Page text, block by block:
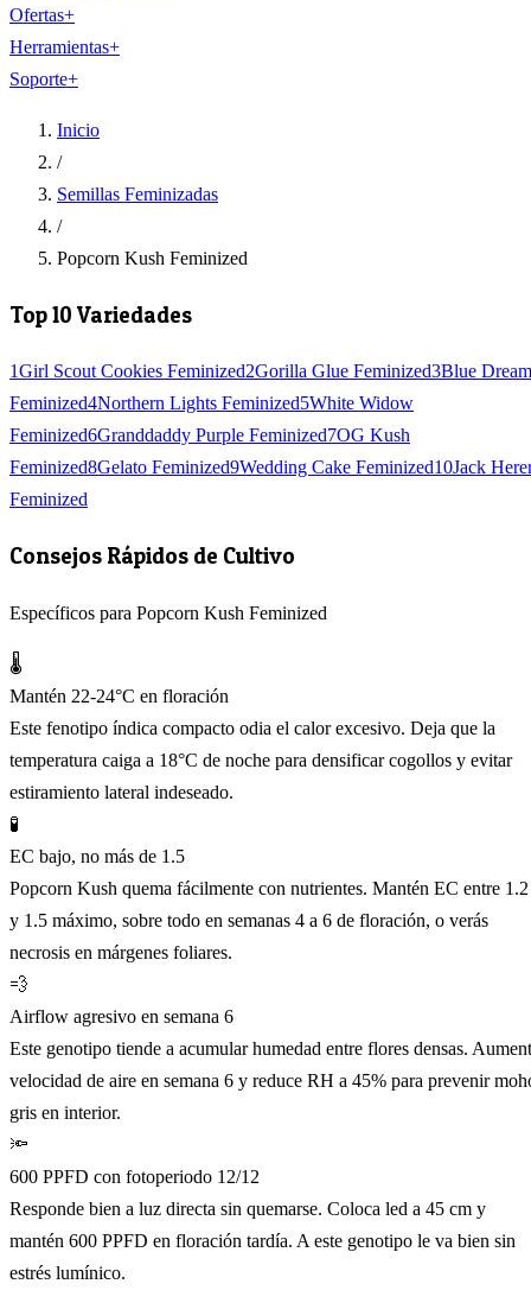
Ofertas+
Herramientas+
Soporte+
Inicio
/
Semillas Feminizadas
/
Popcorn Kush Feminized
Top 10 Variedades
1Girl Scout Cookies Feminized2Gorilla Glue Feminized3Blue Dream
Feminized4Northern Lights Feminized5White Widow
Feminized6Granddaddy Purple Feminized7OG Kush
Feminized8Gelato Feminized9Wedding Cake Feminized10Jack
Feminized
Consejos Rápidos de Cultivo
Específicos para Popcorn Kush Feminized
🌡️
Mantén 22-24°C en floración
Este fenotipo índica compacto odia el calor excesivo. Deja que la
temperatura caiga a 18°C de noche para densificar cogollos y evitar
estiramiento lateral indeseado.
🧪
EC bajo, no más de 1.5
Popcorn Kush quema fácilmente con nutrientes. Mantén EC entre 1.2
y 1.5 máximo, sobre todo en semanas 4 a 6 de floración, o verás
necrosis en márgenes foliares.
💨
Airflow agresivo en semana 6
Este genotipo tiende a acumular humedad entre flores densas.
velocidad de aire en semana 6 y reduce RH a 45% para prevenir
gris en interior.
🔦
600 PPFD con fotoperiodo 12/12
Responde bien a luz directa sin quemarse. Coloca led a 45 cm y
mantén 600 PPFD en floración tardía. A este genotipo le va bien sin
estrés lumínico.